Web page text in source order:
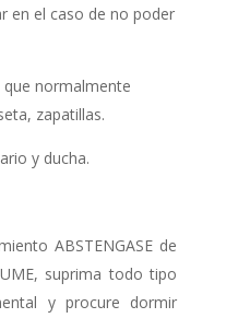
en el caso de no poder
normalmente
zapatillas.
y ducha.
ABSTENGASE de
suprima todo tipo
y procure dormir